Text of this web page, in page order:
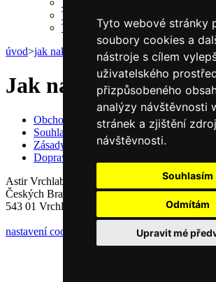
Tyto webové stránky
soubory cookies a
nástroje s cílem
uživatelského
přizpůsobeného
analýzy návštěvnosti
stránek a zjištění
návštěvnosti.
Souhlasím
Odmítám
Upravit mé
TERMO kotoučky bez dutinky
TERMO kotoučky speciální
TERMO kotoučky ekologické
úvod>jak nakupovat
Jak nakupovat
Obchodní podmínky
Souhlas se zpracováním osobních údajů
Zásady zpracování osobních údajů
Doprava a platba
Astir Vrchlabí, s.r.o.
Českých Bratří 1376
543 01 Vrchlabí
nastavení cookies